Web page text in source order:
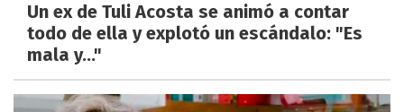
Un ex de Tuli Acosta se animó a contar
todo de ella y explotó un escándalo: "Es
mala y..."